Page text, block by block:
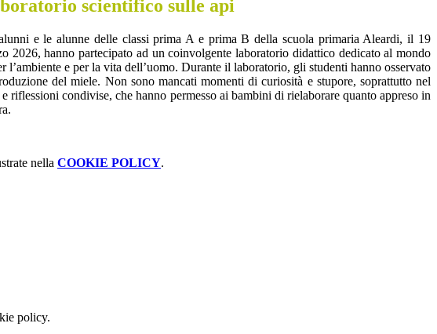
scientifico sulle api
e le alunne delle classi prima A e prima B della scuola primaria Aleardi, il 19
2026, hanno partecipato ad un coinvolgente laboratorio didattico dedicato al mondo
e per la vita dell’uomo. Durante il laboratorio, gli studenti hanno osservato
del miele. Non sono mancati momenti di curiosità e stupore, soprattutto nel
condivise, che hanno permesso ai bambini di rielaborare quanto appreso in
nella COOKIE POLICY.
policy.